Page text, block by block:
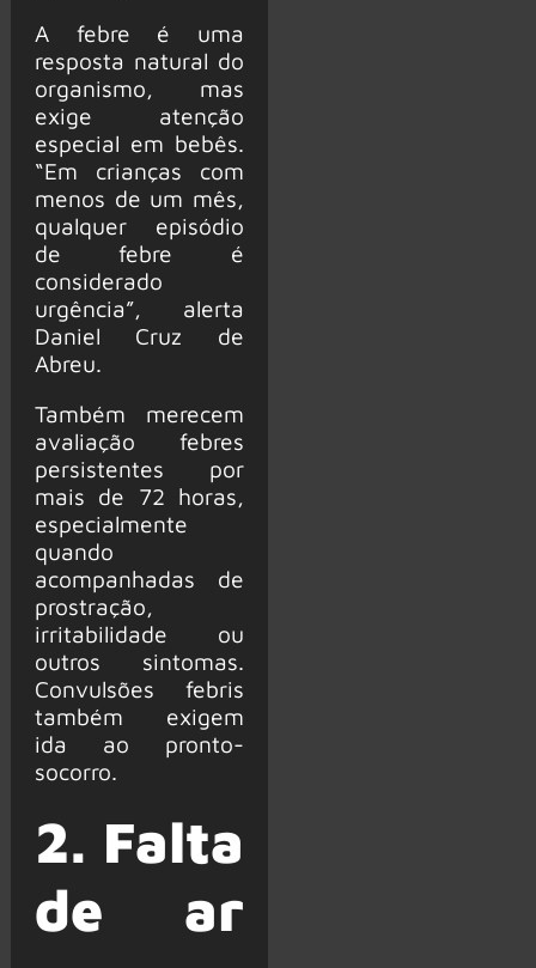
A febre é uma
resposta natural do
organismo, mas
exige atenção
especial em bebês.
“Em crianças com
menos de um mês,
qualquer episódio
de febre é
considerado
urgência”, alerta
Daniel Cruz de
Abreu.
Também merecem
avaliação febres
persistentes por
mais de 72 horas,
especialmente
quando
acompanhadas de
prostração,
irritabilidade ou
outros sintomas.
Convulsões febris
também exigem
ida ao pronto-
socorro.
2. Falta
de ar